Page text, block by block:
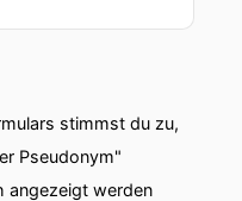
stimmst du zu,
Pseudonym"
angezeigt werden